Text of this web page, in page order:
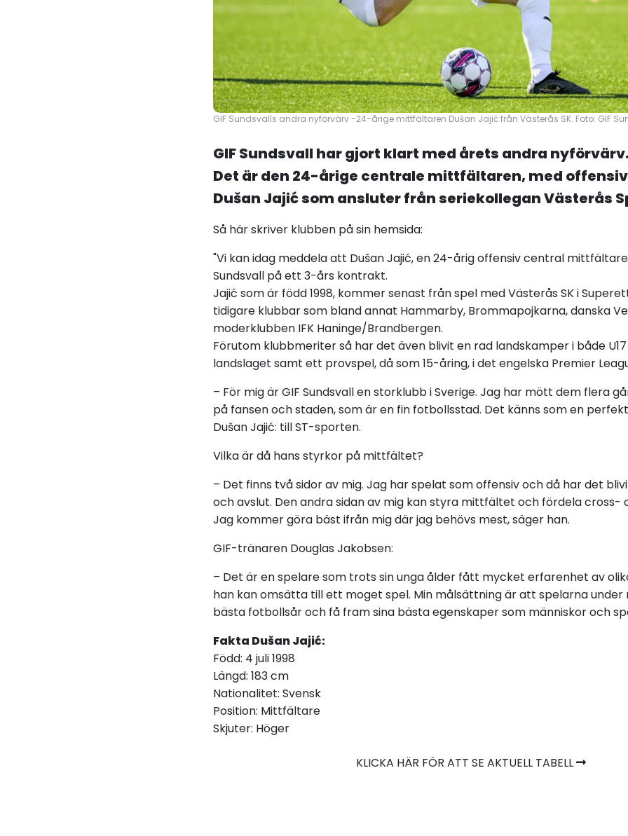
GIF Sundsvalls andra nyförvärv -24-årige mittfältaren Dušan Jajić från Västerås SK. Foto: GIF
GIF Sundsvall har gjort klart med årets andra
Det är den 24-årige centrale mittfältaren, med
Dušan Jajić som ansluter från seriekollegan Västerås
Så här skriver klubben på sin hemsida:
"Vi kan idag meddela att Dušan Jajić, en 24-årig offensiv central
Sundsvall på ett 3-års kontrakt.
Jajić som är född 1998, kommer senast från spel med Västerås SK i
tidigare klubbar som bland annat Hammarby, Brommapojkarna, danska
moderklubben IFK Haninge/Brandbergen.
Förutom klubbmeriter så har det även blivit en rad landskamper i både U17
landslaget samt ett provspel, då som 15-åring, i det engelska Premier
– För mig är GIF Sundsvall en storklubb i Sverige. Jag har mött dem flera
på fansen och staden, som är en fin fotbollsstad. Det känns som en
Dušan Jajić: tillST-sporten.
Vilka är då hans styrkor på mittfältet?
– Det finns två sidor av mig. Jag har spelat som offensiv och då har det
och avslut. Den andra sidan av mig kan styra mittfältet och fördela cross-
Jag kommer göra bäst ifrån mig där jag behövs mest, säger han.
GIF-tränaren Douglas Jakobsen:
– Det är en spelare som trots sin unga ålder fått mycket erfarenhet av
han kan omsätta till ett moget spel. Min målsättning är att spelarna under
bästa fotbollsår och få fram sina bästa egenskaper som människor och
Fakta Dušan Jajić:
Född: 4 juli 1998
Längd: 183 cm
Nationalitet: Svensk
Position: Mittfältare
Skjuter: Höger
KLICKA HÄR FÖR ATT SE AKTUELL TABELL